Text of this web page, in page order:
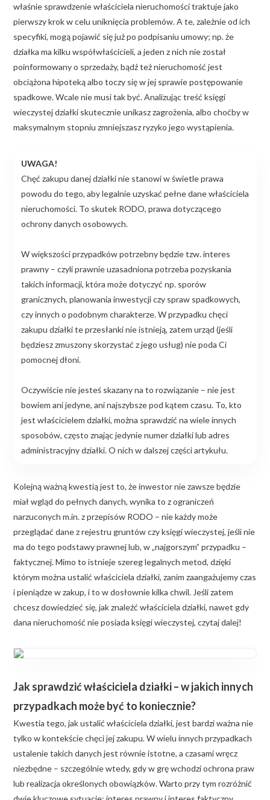
właśnie sprawdzenie właściciela nieruchomości traktuje jako
pierwszy krok w celu uniknięcia problemów. A te, zależnie od ich
specyfiki, mogą pojawić się już po podpisaniu umowy; np. że
działka ma kilku współwłaścicieli, a jeden z nich nie został
poinformowany o sprzedaży, bądź też nieruchomość jest
obciążona hipoteką albo toczy się w jej sprawie postępowanie
spadkowe. Wcale nie musi tak być. Analizując treść księgi
wieczystej działki skutecznie unikasz zagrożenia, albo choćby w
maksymalnym stopniu zmniejszasz ryzyko jego wystąpienia.
UWAGA!
Chęć zakupu danej działki nie stanowi w świetle prawa
powodu do tego, aby legalnie uzyskać pełne dane właściciela
nieruchomości. To skutek RODO, prawa dotyczącego
ochrony danych osobowych.
W większości przypadków potrzebny będzie tzw. interes
prawny – czyli prawnie uzasadniona potrzeba pozyskania
takich informacji, która może dotyczyć np. sporów
granicznych, planowania inwestycji czy spraw spadkowych,
czy innych o podobnym charakterze. W przypadku chęci
zakupu działki te przesłanki nie istnieją, zatem urząd (jeśli
będziesz zmuszony skorzystać z jego usług) nie poda Ci
pomocnej dłoni.
Oczywiście nie jesteś skazany na to rozwiązanie – nie jest
bowiem ani jedyne, ani najszybsze pod kątem czasu. To, kto
jest właścicielem działki, można sprawdzić na wiele innych
sposobów, często znając jedynie numer działki lub adres
administracyjny działki. O nich w dalszej części artykułu.
Kolejną ważną kwestią jest to, że inwestor nie zawsze będzie
miał wgląd do pełnych danych, wynika to z ograniczeń
narzuconych m.in. z przepisów RODO – nie każdy może
przeglądać dane z rejestru gruntów czy księgi wieczystej, jeśli nie
ma do tego podstawy prawnej lub, w „najgorszym” przypadku –
faktycznej. Mimo to istnieje szereg legalnych metod, dzięki
którym można ustalić właściciela działki, zanim zaangażujemy czas
i pieniądze w zakup, i to w dosłownie kilka chwil. Jeśli zatem
chcesz dowiedzieć się, jak znaleźć właściciela działki, nawet gdy
dana nieruchomość nie posiada księgi wieczystej, czytaj dalej!
Jak sprawdzić właściciela działki – w jakich innych
przypadkach może być to koniecznie?
Kwestia tego, jak ustalić właściciela działki, jest bardzi ważna nie
tylko w kontekście chęci jej zakupu. W wielu innych przypadkach
ustalenie takich danych jest równie istotne, a czasami wręcz
niezbędne – szczególnie wtedy, gdy w grę wchodzi ochrona praw
lub realizacja określonych obowiązków. Warto przy tym rozróżnić